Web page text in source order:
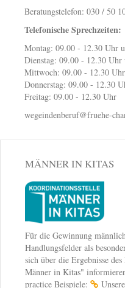
Beratungstelefon: 030 / 50
Telefonische Sprechzeiten:
Montag: 09.00 - 12.30 Uhr
Dienstag: 09.00 - 12.30
Mittwoch: 09.00 - 12.30
Donnerstag: 09.00 - 12.30
Freitag: 09.00 - 12.30 Uhr
wegeindenberuf@fruehe-
MÄNNER IN KITAS
Für die Gewinnung
Handlungsfelder als
sich über die Ergebnisse
Männer in Kitas"
practice Beispiele: